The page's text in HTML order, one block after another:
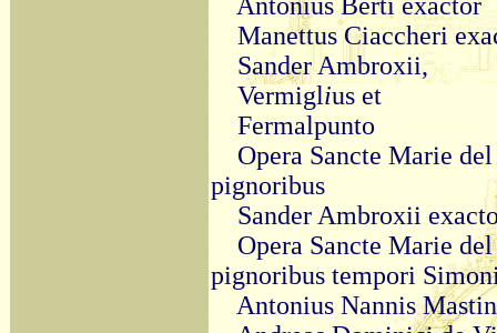
Manettus Ciaccheri
Sander Ambroxii,
Vermiglius et
Fermalpunto
Opera Sancte Marie
pignoribus
Sander Ambroxii
Opera Sancte Marie
pignoribus tempori
Antonius Nannis